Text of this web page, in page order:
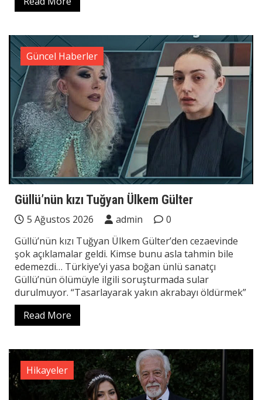
Güncel Haberler
Güllü’nün kızı Tuğyan Ülkem Gülter
5 Ağustos 2026 admin
0
Güllü’nün kızı Tuğyan Ülkem Gülter’den cezaevinde
şok açıklamalar geldi. Kimse bunu asla tahmin bile
edemezdi… Türkiye’yi yasa boğan ünlü sanatçı
Güllü’nün ölümüyle ilgili soruşturmada sular
durulmuyor. “Tasarlayarak yakın akrabayı öldürmek”
Read More
Hikayeler